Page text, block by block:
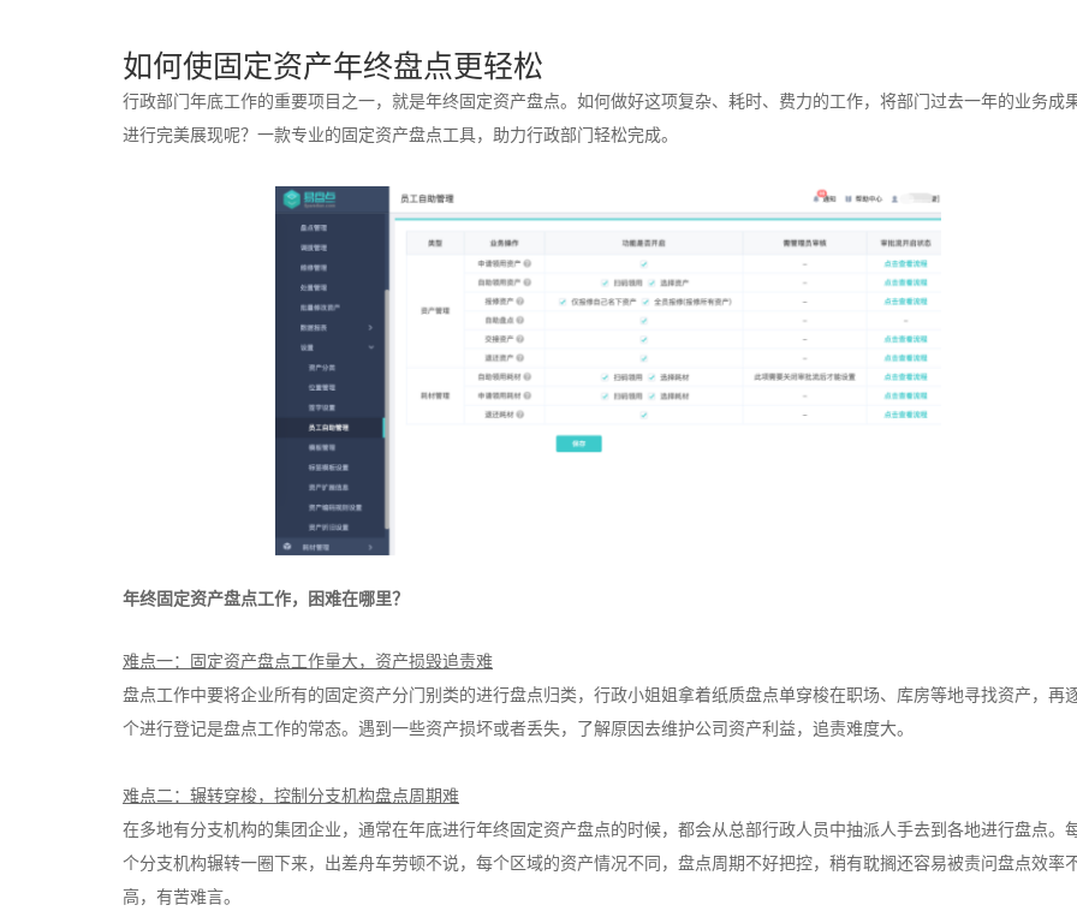
如何使固定资产年终盘点更轻松
行政部门年底工作的重要项目之一，就是年终固定资产盘点。如何做好这项复杂、耗时、费力的工作，将部门过去一年的业务成
进行完美展现呢？一款专业的固定资产盘点工具，助力行政部门轻松完成。
年终固定资产盘点工作，困难在哪里？
难点一：固定资产盘点工作量大，资产损毁追责难
盘点工作中要将企业所有的固定资产分门别类的进行盘点归类，行政小姐姐拿着纸质盘点单穿梭在职场、库房等地寻找资产，再
个进行登记是盘点工作的常态。遇到一些资产损坏或者丢失，了解原因去维护公司资产利益，追责难度大。
难点二：辗转穿梭，控制分支机构盘点周期难
在多地有分支机构的集团企业，通常在年底进行年终固定资产盘点的时候，都会从总部行政人员中抽派人手去到各地进行盘点。
个分支机构辗转一圈下来，出差舟车劳顿不说，每个区域的资产情况不同，盘点周期不好把控，稍有耽搁还容易被责问盘点效率
高，有苦难言。